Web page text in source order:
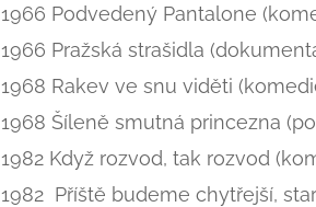
1966 Podvedený Pantalone
1966 Pražská strašidla
1968 Rakev ve snu viděti
1968 Šíleně smutná princezna
1982 Když rozvod, tak rozvod
1982 Příště budeme chytřejší,